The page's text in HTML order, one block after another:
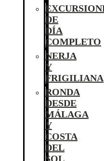
DE
DÍA
COMPLETO
NERJA
Y
FRIGILIANA
RONDA
DESDE
MÁLAGA
Y
COSTA
DEL
SOL